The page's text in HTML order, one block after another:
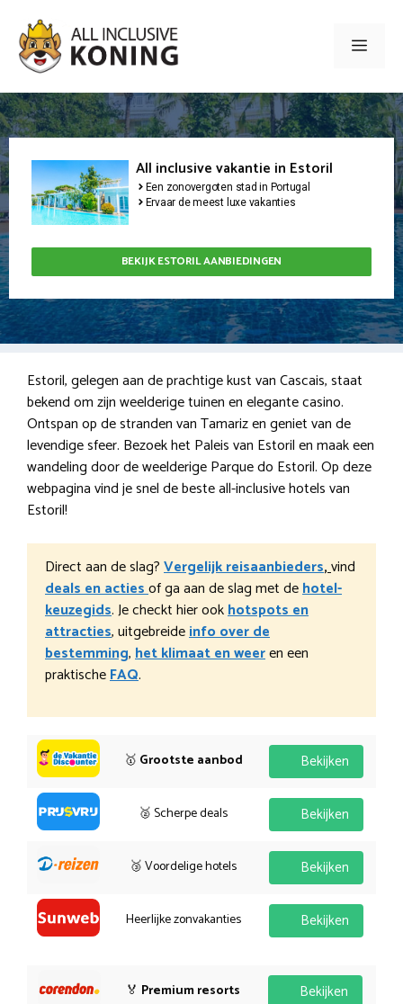
naar
inhoud
Menu
All inclusive vakantie in Estoril
Een zonovergoten stad in Portugal
Ervaar de meest luxe vakanties
BEKIJK ESTORIL AANBIEDINGEN
Estoril, gelegen aan de prachtige kust van Cascais, staat
bekend om zijn weelderige tuinen en elegante casino.
Ontspan op de stranden van Tamariz en geniet van de
levendige sfeer. Bezoek het Paleis van Estoril en maak een
wandeling door de weelderige Parque do Estoril. Op deze
webpagina vind je snel de beste all-inclusive hotels van
Estoril!
Direct aan de slag?Vergelijk reisaanbieders,vind
deals en actiesof ga aan de slag met dehotel-
keuzegids. Je checkt hier ookhotspots en
attracties, uitgebreideinfo over de
bestemming,het klimaat en weeren een
praktischeFAQ.
🥇 Grootste aanbod Bekijken
🥈 Scherpe deals Bekijken
🥉 Voordelige hotels Bekijken
Heerlijke zonvakanties Bekijken
🏅 Premium resorts Bekijken